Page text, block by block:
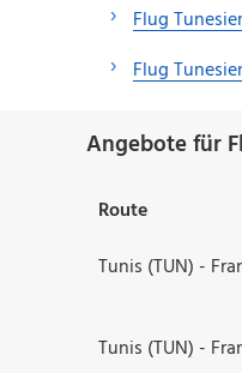
Flug
Flug
Angebote für
Route
Tunis (TUN) -
Tunis (TUN) -